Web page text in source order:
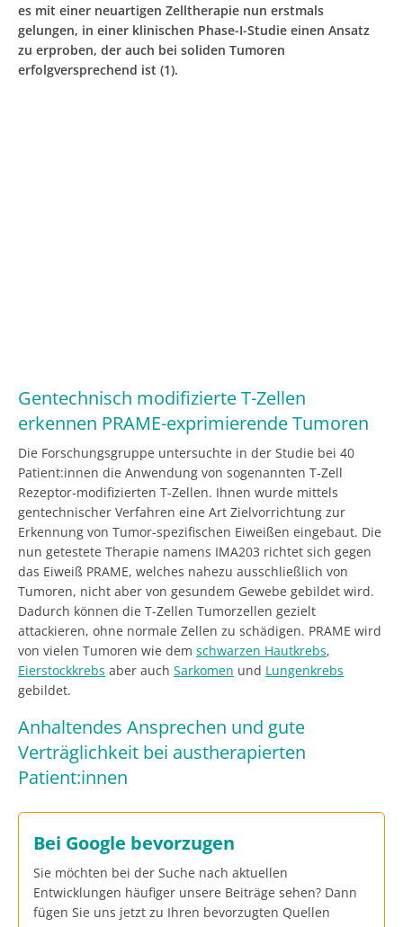
es mit einer neuartigen Zelltherapie nun erstmals
gelungen, in einer klinischen Phase-I-Studie einen Ansatz
zu erproben, der auch bei soliden Tumoren
erfolgversprechend ist (1).
Gentechnisch modifizierte T-Zellen
erkennen PRAME-exprimierende Tumoren
Die Forschungsgruppe untersuchte in der Studie bei 40
Patient:innen die Anwendung von sogenannten T-Zell
Rezeptor-modifizierten T-Zellen. Ihnen wurde mittels
gentechnischer Verfahren eine Art Zielvorrichtung zur
Erkennung von Tumor-spezifischen Eiweißen eingebaut. Die
nun getestete Therapie namens IMA203 richtet sich gegen
das Eiweiß PRAME, welches nahezu ausschließlich von
Tumoren, nicht aber von gesundem Gewebe gebildet wird.
Dadurch können die T-Zellen Tumorzellen gezielt
attackieren, ohne normale Zellen zu schädigen. PRAME wird
von vielen Tumoren wie dem schwarzen Hautkrebs,
Eierstockkrebs aber auch Sarkomen und Lungenkrebs
gebildet.
Anhaltendes Ansprechen und gute
Verträglichkeit bei austherapierten
Patient:innen
Bei Google bevorzugen
Sie möchten bei der Suche nach aktuellen
Entwicklungen häufiger unsere Beiträge sehen? Dann
fügen Sie uns jetzt zu Ihren bevorzugten Quellen